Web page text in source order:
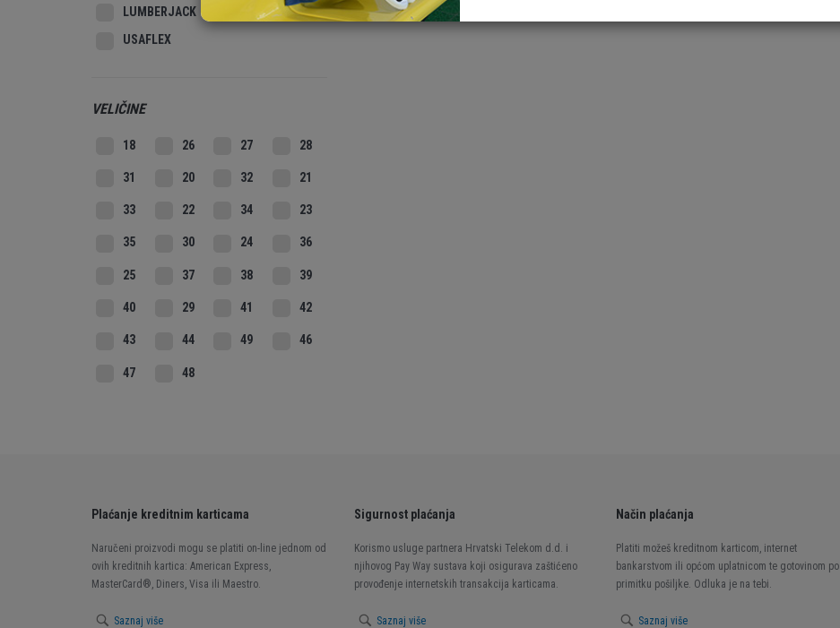
LUMBERJACK
USAFLEX
VELIČINE
18 26 27 28
31 20 32 21
33 22 34 23
35 30 24 36
25 37 38 39
40 29 41 42
43 44 49 46
47 48
Plaćanje kreditnim karticama
Naručeni proizvodi mogu se platiti on-line jednom od
ovih kreditnih kartica: American Express,
MasterCard®, Diners, Visa ili Maestro.
Saznaj više
Sigurnost plaćanja
Korismo usluge partnera Hrvatski Telekom d.d. i
njihovog Pay Way sustava koji osigurava zaštićeno
provođenje internetskih transakcija karticama.
Saznaj više
Način plaćanja
Platiti možeš kreditnom karticom, internet
bankarstvom ili općom uplatnicom te gotovinom po
primitku pošiljke. Odluka je na tebi.
Saznaj više